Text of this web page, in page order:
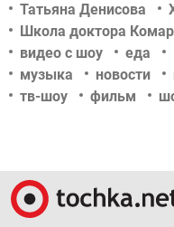
Татьяна Денисова
Школа доктора
видео с шоу
еда
музыка
новости
тв-шоу
фильм